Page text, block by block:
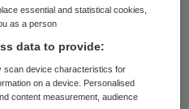
van de 5500
betekent.
waren het
maatregelen voor
mensen.Het pakket
essential and statistical cookies,
as a person
data to provide:
scan device characteristics for
on a device. Personalised
content measurement, audience